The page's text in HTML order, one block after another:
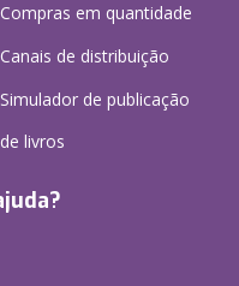
Compras em quantidade
Canais de distribuição
Simulador de publicação
de livros